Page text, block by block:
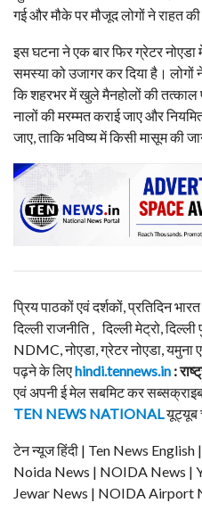
गई और मौके पर मौजूद लोगों ने राहत
इस घटना ने एक बार फिर ग्रेटर
समस्या को उजागर कर दिया है। लोगों
कि शहरभर में खुले मैनहोलों की तत्काल
नालों की मरम्मत कराई जाए और
जाए, ताकि भविष्य में किसी मासूम की
प्रिय पाठकों एवं दर्शकों, प्रतिदिन
दिल्ली राजनीति , दिल्ली मेट्रो,
NDMC, नोएडा, ग्रेटर नोएडा, यमुना
पढ़ने के लिएhindi.tennews.in :
एवं अपनी ई मेल सबमिट कर
TEN NEWS NATIONALयूट्यूब
टेन न्यूज हिंदी | Ten News
Noida News | NOIDA News |
Jewar News | NOIDA Airport